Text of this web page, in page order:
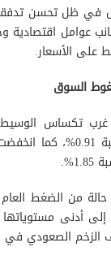
في ظل تحسن
عوامل اقتصادية
على الأسعار.
السوق
غرب تكساس
0.67 دولار، أي بنسبة
من الضغط
أدنى
الصعودي في